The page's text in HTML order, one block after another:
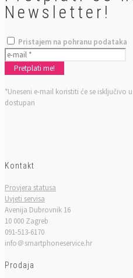
Newsletter!
Pristajem na pohranu podataka
*Uneseni e-mail koristiti će se isključivo
dostupan
Kontakt
Provjera statusa
Uvjeti servisa
Avenija Dubrovnik 16
10 000 Zagreb
091-513-6170
info＠smartphoneservice.hr
Prodaja